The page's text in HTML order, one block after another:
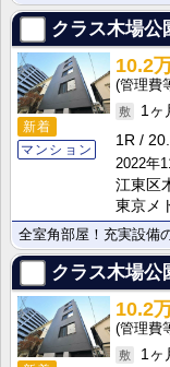
クラス木場公
新着
マンション
10.2
1ヶ
1R
2022年
江東区
東京メ
全室角部屋！充実設備
クラス木場公
10.2
1ヶ